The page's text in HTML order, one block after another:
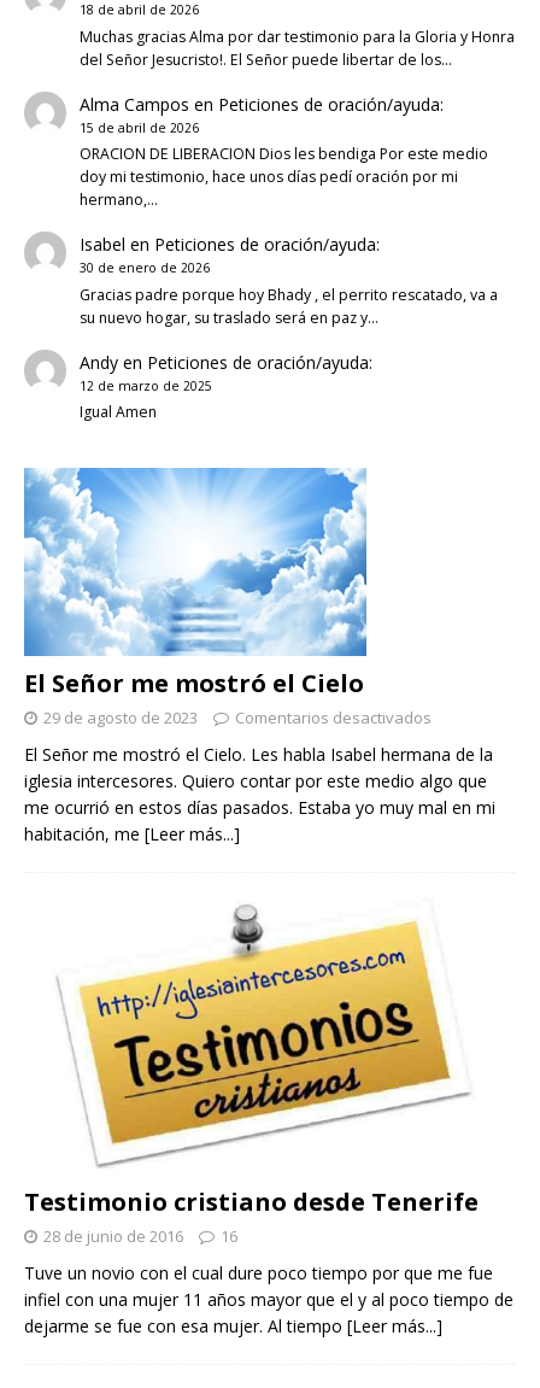
18 de abril de 2026
Muchas gracias Alma por dar testimonio para la Gloria y Honra
del Señor Jesucristo!. El Señor puede libertar de los…
Alma Campos en Peticiones de oración/ayuda:
15 de abril de 2026
ORACION DE LIBERACION Dios les bendiga Por este medio
doy mi testimonio, hace unos días pedí oración por mi
hermano,…
Isabel en Peticiones de oración/ayuda:
30 de enero de 2026
Gracias padre porque hoy Bhady , el perrito rescatado, va a
su nuevo hogar, su traslado será en paz y…
Andyen Peticiones de oración/ayuda:
12 de marzo de 2025
Igual Amen
El Señor me mostró el Cielo
29 de agosto de 2023 Comentarios desactivados
El Señor me mostró el Cielo. Les habla Isabel hermana de la
iglesia intercesores. Quiero contar por este medio algo que
me ocurrió en estos días pasados. Estaba yo muy mal en mi
habitación, me [Leer más...]
Testimonio cristiano desde Tenerife
28 de junio de 2016 16
Tuve un novio con el cual dure poco tiempo por que me fue
infiel con una mujer 11 años mayor que el y al poco tiempo de
dejarme se fue con esa mujer. Al tiempo [Leer más...]